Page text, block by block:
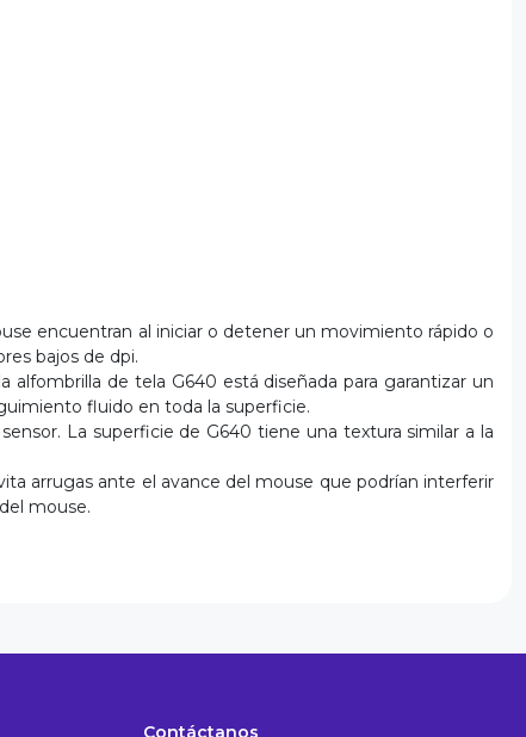
encuentran al iniciar o detener un movimiento rápido o
bajos de dpi.
de tela G640 está diseñada para garantizar un
fluido en toda la superficie.
La superficie de G640 tiene una textura similar a la
arrugas ante el avance del mouse que podrían interferir
mouse.
Contáctanos